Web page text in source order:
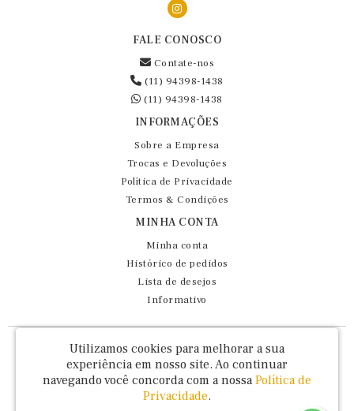
FALE CONOSCO
Contate-nos
(11) 94398-1438
(11) 94398-1438
INFORMAÇÕES
Sobre a Empresa
Trocas e Devoluções
Política de Privacidade
Termos & Condições
MINHA CONTA
Minha conta
Histórico de pedidos
Lista de desejos
Informativo
Fernando Maluhy Cia Ltda - CNPJ: 60.458.825/0001-86
Rua Dr Euclydes da Cunha, 47 - Brás - São Paulo / SP - CEP 03016-030
Utilizamos cookies para melhorar a sua
experiência em nosso site. Ao continuar
navegando você concorda com a nossa Política de
Privacidade.